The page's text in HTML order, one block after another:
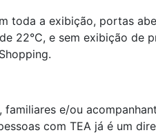
toda a exibição, portas
22°C, e sem exibição de
e/ou
com TEA já é um